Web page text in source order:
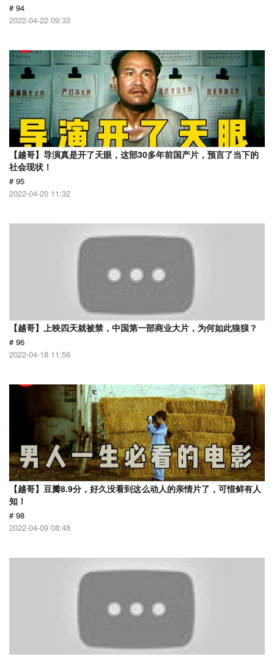
# 94
2022-04-22 09:33
【越哥】导演真是开了天眼，这部30多年前国产片，预言了当下的
社会现状！
# 95
2022-04-20 11:32
【越哥】上映四天就被禁，中国第一部商业大片，为何如此狼狈？
# 96
2022-04-18 11:56
【越哥】豆瓣8.9分，好久没看到这么动人的亲情片了，可惜鲜有人
知！
# 98
2022-04-09 08:48